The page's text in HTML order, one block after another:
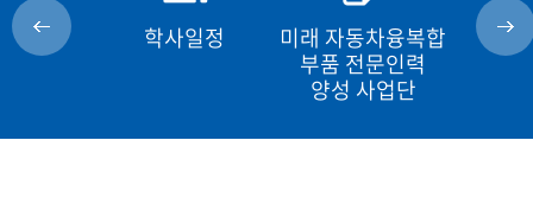
플랫폼
학사일정
미래 자동차융복합
부품 전문인력
양성 사업단
학